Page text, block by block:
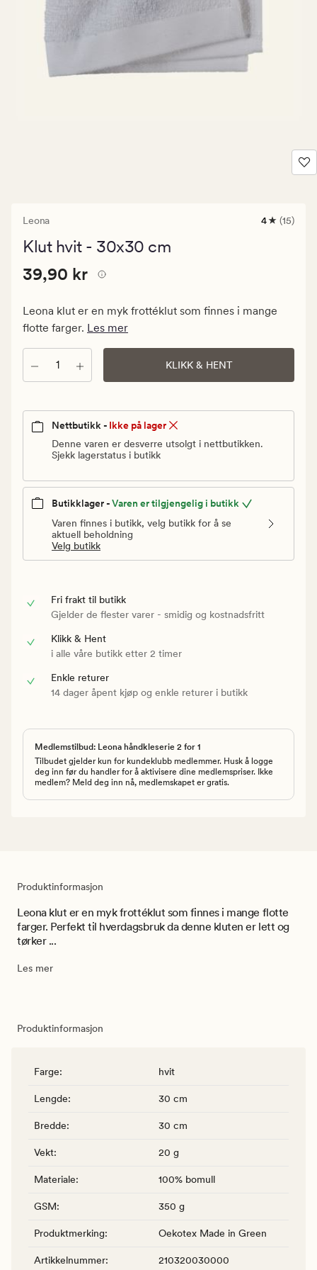
Leona
15
4 (15)
Klut hvit - 30x30 cm
Pris
39,90
39,90
kr
Pris 39,90 kr
39,90 kr
Leona klut er en myk frottéklut som finnes i mange
flotte farger. Les mer
Antall KLIKK & HENT
Nettbutikk - Ikke på lager
Denne varen er desverre utsolgt i nettbutikken.
Sjekk lagerstatus i butikk
Butikklager -Varen er tilgjengelig i butikk
Varen finnes i butikk, velg butikk for å se
aktuell beholdning
Velg butikk
Fri frakt til butikk
Gjelder de flester varer - smidig og kostnadsfritt
Klikk & Hent
i alle våre butikk etter 2 timer
Enkle returer
14 dager åpent kjøp og enkle returer i butikk
Medlemstilbud: Leona håndkleserie 2 for 1
Tilbudet gjelder kun for kundeklubb medlemmer. Husk å logge
deg inn før du handler for å aktivisere dine medlemspriser. Ikke
medlem? Meld deg inn nå, medlemskapet er gratis.
Produktinformasjon
Leona klut er en myk frottéklut som finnes i mange flotte
farger. Perfekt til hverdagsbruk da denne kluten er lett og
tørker ...
Les mer
Produktinformasjon
Farge: hvit
Lengde: 30 cm
Bredde: 30 cm
Vekt: 20 g
Materiale: 100% bomull
GSM: 350 g
Produktmerking: Oekotex Made in Green
Artikkelnummer: 210320030000